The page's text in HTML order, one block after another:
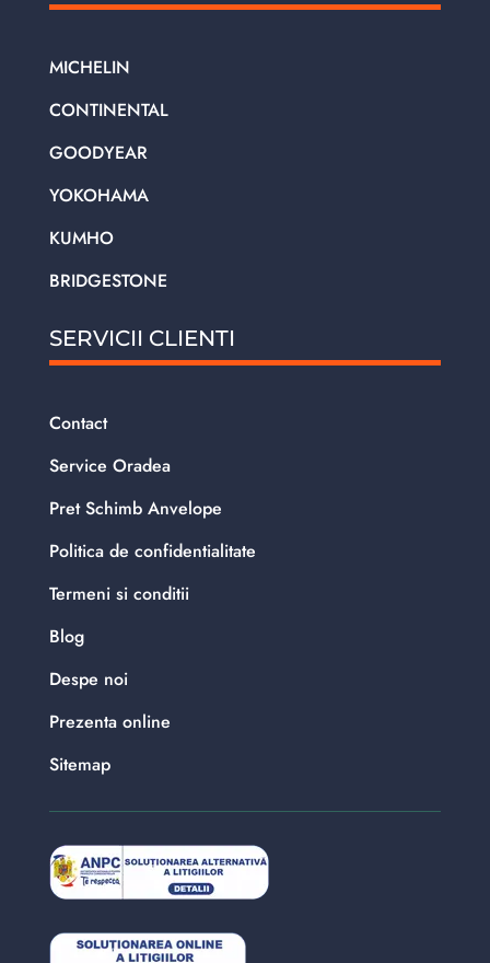
MICHELIN
CONTINENTAL
GOODYEAR
YOKOHAMA
KUMHO
BRIDGESTONE
SERVICII CLIENTI
Contact
Service Oradea
Pret Schimb Anvelope
Politica de confidentialitate
Termeni si conditii
Blog
Despe noi
Prezenta online
Sitemap